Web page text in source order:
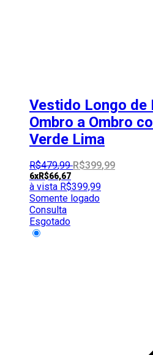
Vestido Longo de
Ombro a Ombro
Verde Lima
R$479,99 R$399,99
6xR$66,67
à vista R$399,99
Somente logado
Consulta
Esgotado